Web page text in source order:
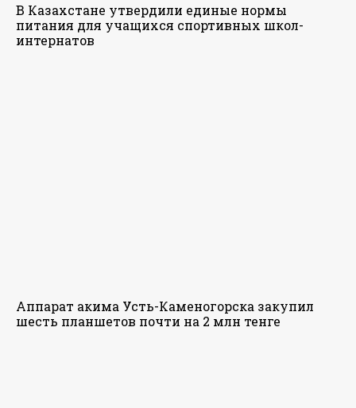
В Казахстане утвердили единые нормы
питания для учащихся спортивных школ-
интернатов
Аппарат акима Усть-Каменогорска закупил
шесть планшетов почти на 2 млн тенге